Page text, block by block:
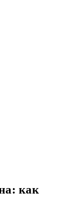
как